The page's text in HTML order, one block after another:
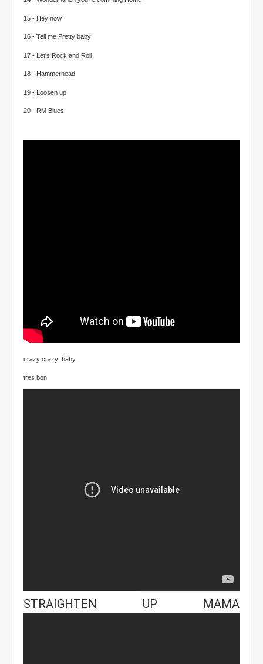
15 - Hey now
16 - Tell me Pretty baby
17 - Let's Rock and Roll
18 - Hammerhead
19 - Loosen up
20 - RM Blues
crazy crazy baby
tres bon
STRAIGHTEN UP MAMA